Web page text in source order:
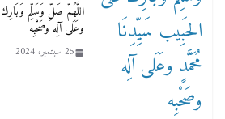
اللَّهُمّ صَلِّ وَسَلِّم وَبَارِك
وﻋَﻠَﻰ ﺁلِه وصَحْبِه
25 سبتمبر، 2024